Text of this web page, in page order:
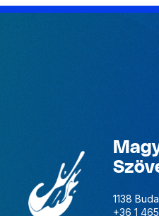
1138
+36 1